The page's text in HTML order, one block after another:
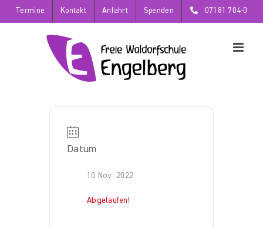
Zum
Inhalt
Termine Kontakt Anfahrt Spenden 07181 704-0
Datum
10 Nov. 2022
Abgelaufen!